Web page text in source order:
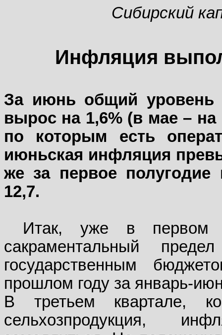
Сибирский
Инфляция
За июнь общий уровень
вырос на 1,6% (в мае – на
по которым есть
июньская инфляция
же за первое
12,7.
Итак, уже в первом
сакраментальный
государственным
прошлом году за январь-
В третьем квартале,
сельхозпродукция,